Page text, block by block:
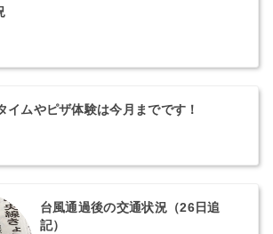
イムやピザ体験は今月までです！
台風通過後の交通状況（26日追
記）